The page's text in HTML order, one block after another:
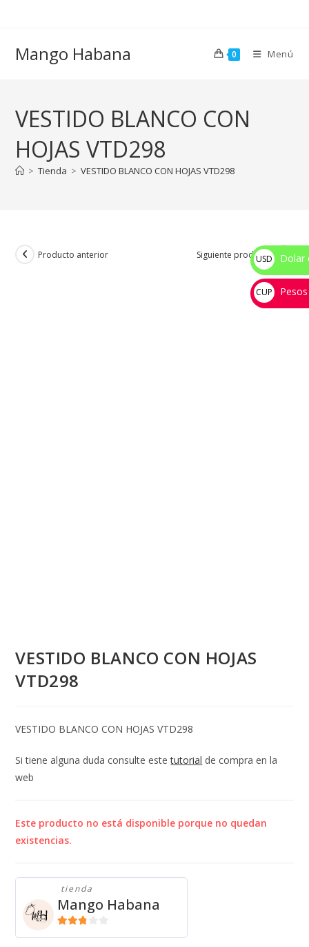
Mango Habana 0 Menú
VESTIDO BLANCO CON
HOJAS VTD298
> Tienda > VESTIDO BLANCO CON HOJAS VTD298
Producto anterior Siguiente producto
VESTIDO BLANCO CON HOJAS
VTD298
VESTIDO BLANCO CON HOJAS VTD298
Si tiene alguna duda consulte estetutorial de compra en la
web
Este producto no está disponible porque no quedan
existencias.
tienda
Mango Habana
USD
$
Dolar
CUP
💰
Pesos